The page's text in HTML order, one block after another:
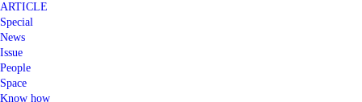
ARTICLE
Special
News
Issue
People
Space
Know how